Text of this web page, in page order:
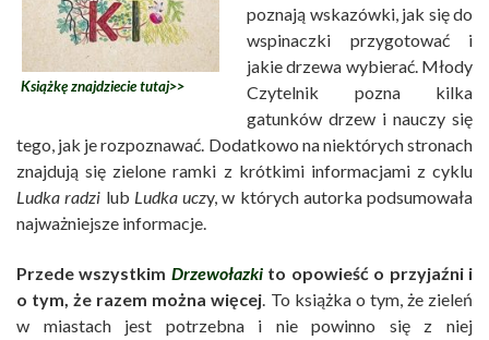
Książkę znajdziecie tutaj>>
poznają wskazówki, jak się do
wspinaczki przygotować i
jakie drzewa wybierać. Młody
Czytelnik pozna kilka
gatunków drzew i nauczy się
tego, jak je rozpoznawać. Dodatkowo na niektórych stronach
znajdują się zielone ramki z krótkimi informacjami z cyklu
Ludka radzi lub Ludka uczy, w których autorka podsumowała
najważniejsze informacje.
Przede wszystkim Drzewołazkito opowieść o przyjaźni i
o tym, że razem można więcej. To książka o tym, że zieleń
w miastach jest potrzebna i nie powinno się z niej